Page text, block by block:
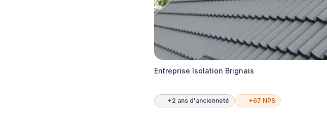
Entreprise Isolation Brignais
+2 ans d'ancienneté +67 NPS